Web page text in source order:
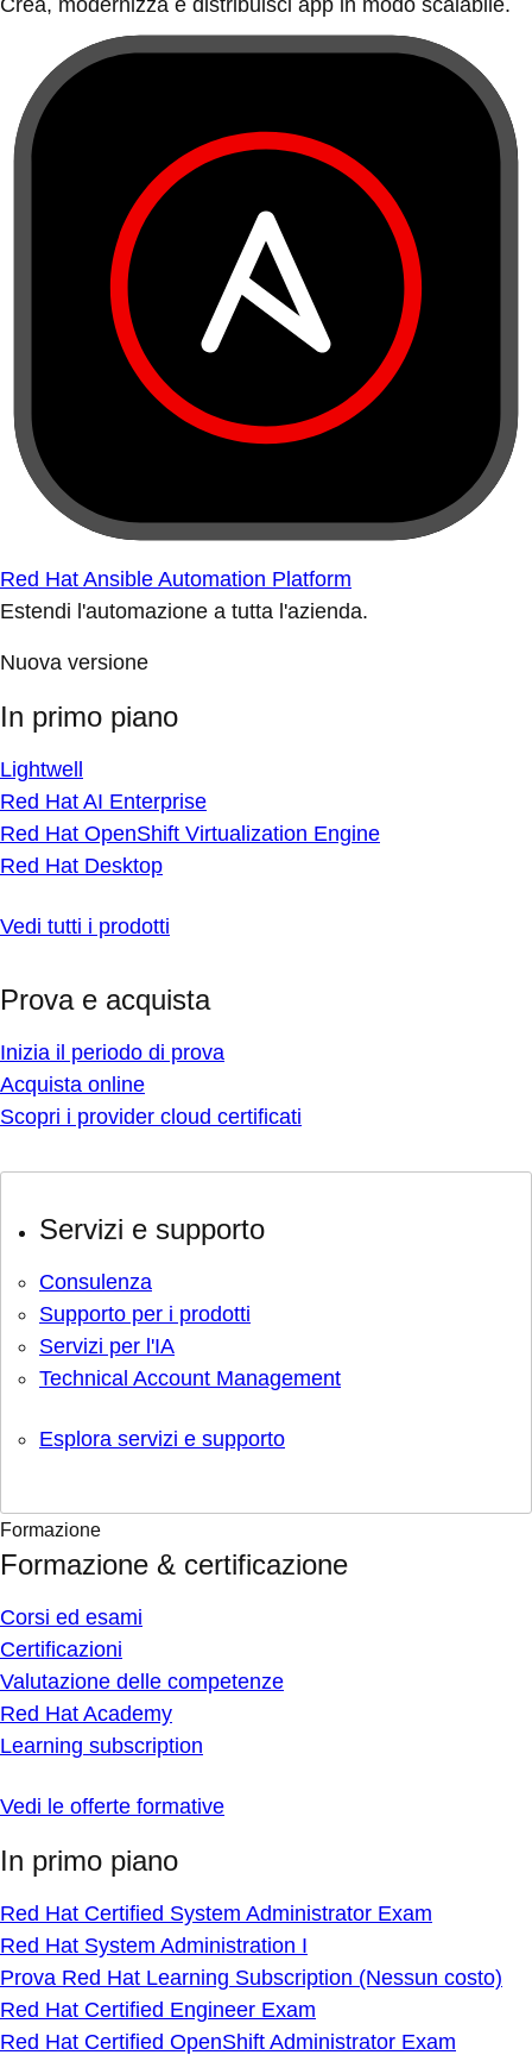
Crea, modernizza e distribuisci app in modo scalabile.
Red Hat Ansible Automation Platform
Estendi l'automazione a tutta l'azienda.
Nuova versione
In primo piano
Lightwell
Red Hat AI Enterprise
Red Hat OpenShift Virtualization Engine
Red Hat Desktop
Vedi tutti i prodotti
Prova e acquista
Inizia il periodo di prova
Acquista online
Scopri i provider cloud certificati
Servizi e supporto
Consulenza
Supporto per i prodotti
Servizi per l'IA
Technical Account Management
Esplora servizi e supporto
Formazione
Formazione & certificazione
Corsi ed esami
Certificazioni
Valutazione delle competenze
Red Hat Academy
Learning subscription
Vedi le offerte formative
In primo piano
Red Hat Certified System Administrator Exam
Red Hat System Administration I
Prova Red Hat Learning Subscription (Nessun costo)
Red Hat Certified Engineer Exam
Red Hat Certified OpenShift Administrator Exam